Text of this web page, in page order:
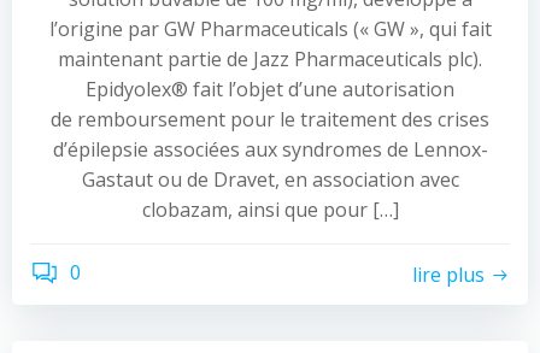
l’origine par GW Pharmaceuticals (« GW », qui fait
maintenant partie de Jazz Pharmaceuticals plc).
Epidyolex® fait l’objet d’une autorisation
de remboursement pour le traitement des crises
d’épilepsie associées aux syndromes de Lennox-
Gastaut ou de Dravet, en association avec
clobazam, ainsi que pour […]
0 lire plus